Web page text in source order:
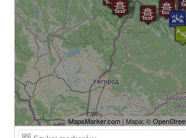
MapsMarker.com| Mapa: ©